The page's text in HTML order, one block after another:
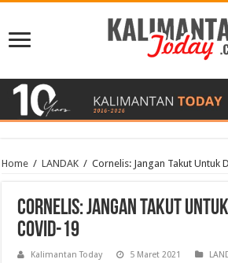
Home / LANDAK / Cornelis: Jangan Takut Untuk
Cornelis: Jangan Takut
COVID-19
Kalimantan Today 5 Maret 2021